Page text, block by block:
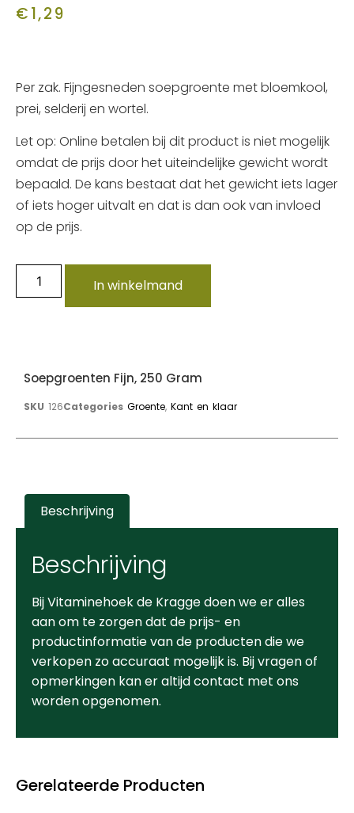
€1,29
Per zak. Fijngesneden soepgroente met bloemkool,
prei, selderij en wortel.
Let op: Online betalen bij dit product is niet mogelijk
omdat de prijs door het uiteindelijke gewicht wordt
bepaald. De kans bestaat dat het gewicht iets lager
of iets hoger uitvalt en dat is dan ook van invloed
op de prijs.
In winkelmand
Gerelateerde Producten
Soepgroenten Fijn, 250 Gram
SKU 126Categories Groente, Kant en klaar
Beschrijving
Beschrijving
Bij Vitaminehoek de Kragge doen we er alles
aan om te zorgen dat de prijs- en
productinformatie van de producten die we
verkopen zo accuraat mogelijk is. Bij vragen of
opmerkingen kan er altijd contact met ons
worden opgenomen.